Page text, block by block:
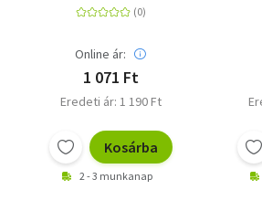
Online ár:
1 071 Ft
Eredeti ár: 1 190 Ft
Kosárba
2 - 3 munkanap